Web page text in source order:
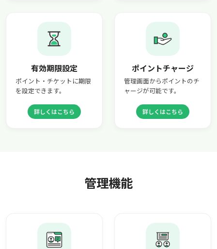
有効期限設定
ポイント・チケットに期限
を設定できます。
詳しくはこちら
ポイントチャージ
管理画面からポイントのチ
ャージが可能です。
詳しくはこちら
管理機能